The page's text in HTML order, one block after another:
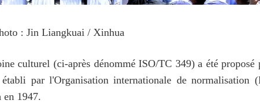
: Jin Liangkuai / Xinhua
culturel (ci-après dénommé ISO/TC 349) a été
par l'Organisation internationale de normalisation
en 1947.